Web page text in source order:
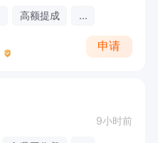
高额提成 ...
申请
9小时前